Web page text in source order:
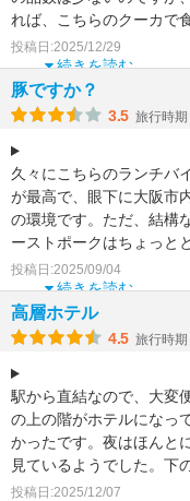
れば、こちらのクーカで
をお食事代だけで
続きを読む
投稿日:2025/12/29
豚ですか？
3.5 旅行時期
久々にこちらのランチバ
が最高で、眼下に大阪市
の環境です。ただ、結構
ーストポークはちょっと
きは、結構満足感
続きを読む
投稿日:2025/09/04
高層ホテル
4.5 旅行時期
駅から直結なので、大変
の上の階がホテルになっ
かったです。夜はほんと
見ているようでした。下
ますし、繁華街も
投稿日:2025/12/07